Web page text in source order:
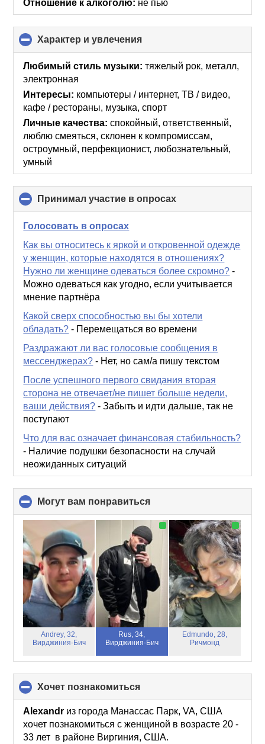
Отношение к алкоголю: не пью
Характер и увлечения
to
collapse
Любимый стиль музыки: тяжелый рок, металл,
электронная
Интересы: компьютеры / интернет, ТВ / видео,
кафе / рестораны, музыка, спорт
Личные качества: спокойный, ответственный,
люблю смеяться, склонен к компромиссам,
остроумный, перфекционист, любознательный,
умный
Принимал участие в опросах
to
Голосовать в опросах
Как вы относитесь к яркой и откровенной одежде
у женщин, которые находятся в отношениях?
Нужно ли женщине одеваться более скромно? -
Можно одеваться как угодно, если учитывается
мнение партнёра
Какой сверх способностью вы бы хотели
обладать? - Перемещаться во времени
Раздражают ли вас голосовые сообщения в
мессенджерах? - Нет, но сам/а пишу текстом
После успешного первого свидания вторая
сторона не отвечает/не пишет больше недели,
ваши действия? -Забыть и идти дальше, так не
поступают
Что для вас означает финансовая стабильность?
- Наличие подушки безопасности на случай
неожиданных ситуаций
Могут вам понравиться
to
collapse
contents
Andrey, 32,
Вирджиния-Бич
Rus, 34,
Вирджиния-Бич
Edmundo, 28,
Ричмонд
хочет познакомиться
to
collapse
contents
Alexandr из города Манассас Парк, VA, США
хочет познакомиться с женщиной в возрасте 20 -
33 лет в районе Виргиния, США.